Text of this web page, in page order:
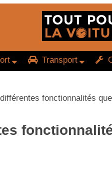
Transport
fonctionnalités